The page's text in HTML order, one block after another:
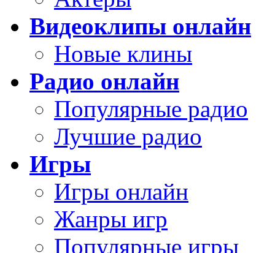
Видеоклипы онлайн
Новые клины
Радио онлайн
Популярные радио
Лучшие радио
Игры
Игры онлайн
Жанры игр
Популярные игры